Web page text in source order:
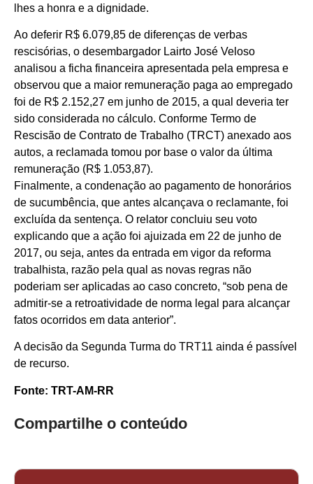
lhes a honra e a dignidade.
Ao deferir R$ 6.079,85 de diferenças de verbas
rescisórias, o desembargador Lairto José Veloso
analisou a ficha financeira apresentada pela empresa e
observou que a maior remuneração paga ao empregado
foi de R$ 2.152,27 em junho de 2015, a qual deveria ter
sido considerada no cálculo. Conforme Termo de
Rescisão de Contrato de Trabalho (TRCT) anexado aos
autos, a reclamada tomou por base o valor da última
remuneração (R$ 1.053,87).
Finalmente, a condenação ao pagamento de honorários
de sucumbência, que antes alcançava o reclamante, foi
excluída da sentença. O relator concluiu seu voto
explicando que a ação foi ajuizada em 22 de junho de
2017, ou seja, antes da entrada em vigor da reforma
trabalhista, razão pela qual as novas regras não
poderiam ser aplicadas ao caso concreto, “sob pena de
admitir-se a retroatividade de norma legal para alcançar
fatos ocorridos em data anterior”.
A decisão da Segunda Turma do TRT11 ainda é passível
de recurso.
Fonte: TRT-AM-RR
Compartilhe o conteúdo